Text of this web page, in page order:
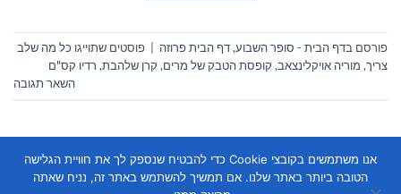
פורסם בדף הבית - סופר השבוע,דף הבית פרוזה פוסטים שתוייגו כל מה שלב
צריך, מוריה אויקלינצאב, קופסת הטבק של מרים, קרן שלהבת, רדיו קס"ם
השאר תגובה
אנו משתמשים בקובצי Cookie כדי להבטיח שנספק לך את חוויית הגלישה
הטובה ביותר באתר שלנו. אם תמשיך להשתמש באתר זה, נניח שאתה